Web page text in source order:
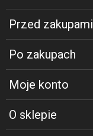
Przed zakupami
Po zakupach
Moje konto
O sklepie